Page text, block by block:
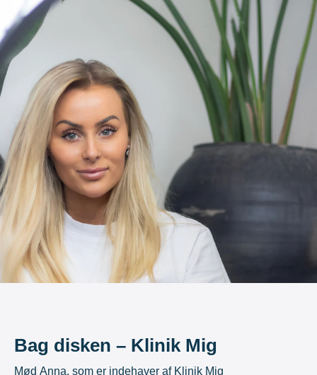
Bag disken – Klinik Mig
Mød Anna, som er indehaver af Klinik Mig